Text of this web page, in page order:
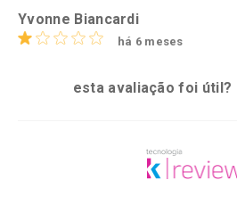
Yvonne Biancardi
há 6 meses
esta avaliação foi útil?